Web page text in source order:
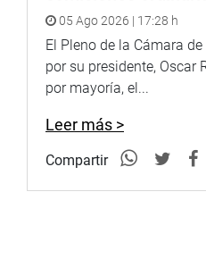
y redes sociales.
http://www.congreso.gob.pe/
Facebook:https://
Twitter:https://twitter.com/
Youtube:http://
05 Ago 2026 | 17:28 h
El Pleno de la Cámara
por su presidente, Oscar
por mayoría, el...
Leer más >
Compartir